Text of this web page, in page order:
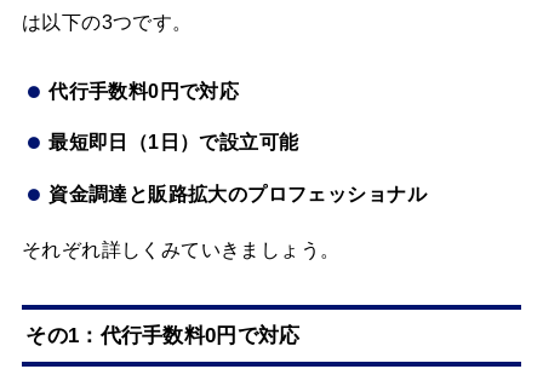
は以下の3つです。
代行手数料0円で対応
最短即日（1日）で設立可能
資金調達と販路拡大のプロフェッショナル
それぞれ詳しくみていきましょう。
その1：代行手数料0円で対応